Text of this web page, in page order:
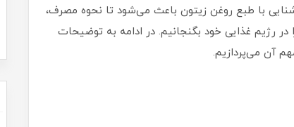
با طبع روغن زیتون باعث می‌شود تا نحوه مصرف،
رژیم غذایی خود بگنجانیم. در ادامه به توضیحات
آن می‌پردازیم.